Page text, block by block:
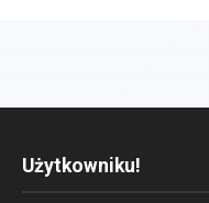
Użytkowniku!